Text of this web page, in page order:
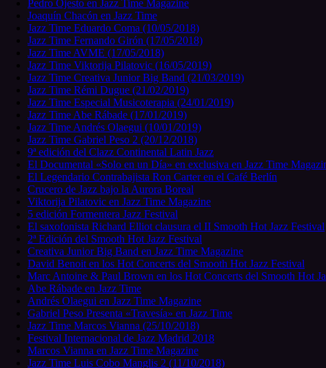
Pedro Ojesto en Jazz Time Magazine
Joaquín Chacón en Jazz Time
Jazz Time Eduardo Coma (10/05/2018)
Jazz Time Fernando Girón (17/05/2018)
Jazz Time AVME (17/05/2018)
Jazz Time Viktorija Pilatovic (16/05/2019)
Jazz Time Creativa Junior Big Band (21/03/2019)
Jazz Time Rémi Dugue (21/02/2019)
Jazz Time Especial Musicoterapia (24/01/2019)
Jazz Time Abe Rábade (17/01/2019)
Jazz Time Andrés Olaegui (10/01/2019)
Jazz Time Gabriel Peso 2 (20/12/2018)
9ª edición del Clazz Continental Latin Jazz
El Documental «Solo en un Día» en exclusiva en Jazz Time
El Legendario Contrabajista Ron Carter en el Café Berlín
Crucero de Jazz bajo la Aurora Boreal
Viktorija Pilatovic en Jazz Time Magazine
5 edición Formentera Jazz Festival
El saxofonista Richard Elliot clausura el II Smooth Hot Jazz Festival
2ª Edición del Smooth Hot Jazz Festival
Creativa Junior Big Band en Jazz Time Magazine
David Benoit en los Hot Concerts del Smooth Hot Jazz Festival
Marc Antoine & Paul Brown en los Hot Concerts del Smooth Hot
Abe Rábade en Jazz Time
Andrés Olaegui en Jazz Time Magazine
Gabriel Peso Presenta «Travesía» en Jazz Time
Jazz Time Marcos Vianna (25/10/2018)
Festival Internacional de Jazz Madrid 2018
Marcos Vianna en Jazz Time Magazine
Jazz Time Luis Cobo Manglis 2 (11/10/2018)